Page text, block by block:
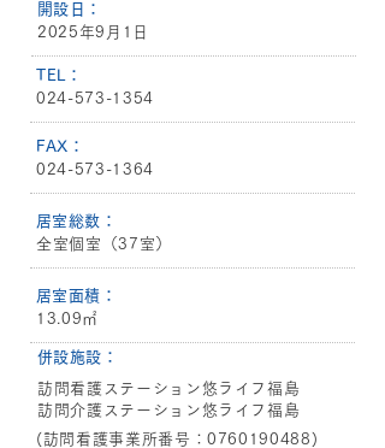
​開設日：
2025年9月1日
​TEL：
024-573-1354
​FAX：
024-573-1364
​居室総数：
全室個室（37室）
​居室面積：
13.09㎡
​併設施設：
訪問看護ステーション悠ライフ福島
訪問介護ステーション悠ライフ福島
(訪問看護事業所番号：0760190488)